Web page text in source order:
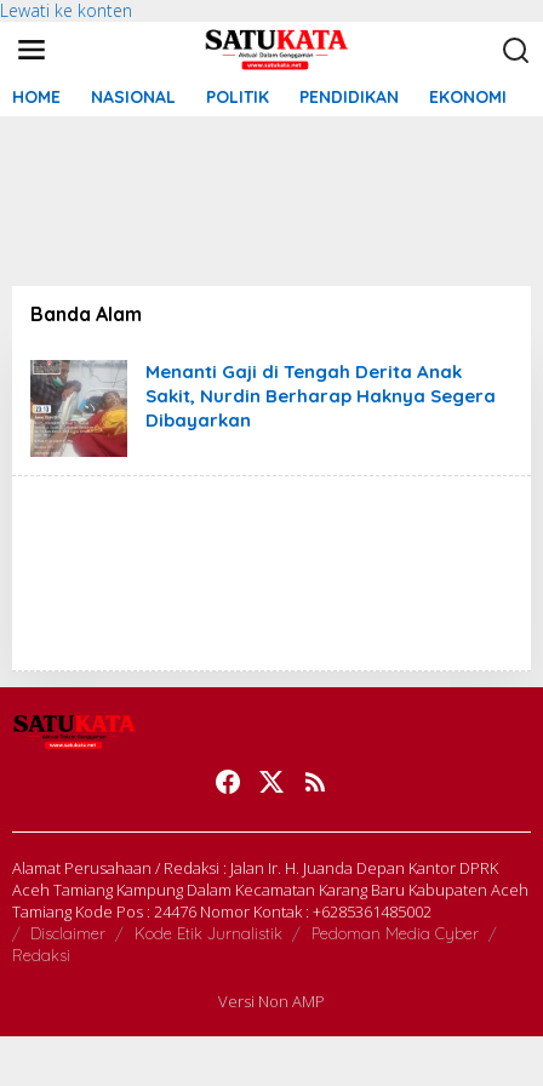
Lewati ke konten
HOME NASIONAL POLITIK PENDIDIKAN EKONOMI
Banda Alam
Menanti Gaji di Tengah Derita Anak
Sakit, Nurdin Berharap Haknya Segera
Dibayarkan
Alamat Perusahaan / Redaksi : Jalan Ir. H. Juanda Depan Kantor DPRK
Aceh Tamiang Kampung Dalam Kecamatan Karang Baru Kabupaten Aceh
Tamiang Kode Pos : 24476 Nomor Kontak : +6285361485002
Disclaimer Kode Etik Jurnalistik
Pedoman Media Cyber
Redaksi
Versi Non AMP